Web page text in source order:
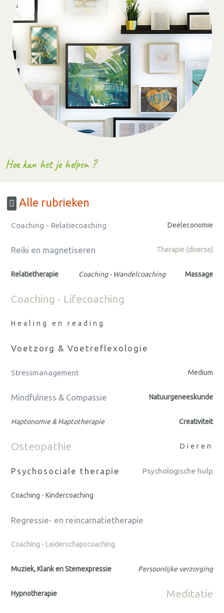
Hoe kan het je helpen ?
Alle rubrieken
Coaching - Relatiecoaching Deeleconomie
Reiki en magnetiseren Therapie (diverse)
Relatietherapie Coaching - Wandelcoaching Massage
Coaching - Lifecoaching
Healing en reading
Voetzorg & Voetreflexologie
Stressmanagement Medium
Mindfulness & Compassie Natuurgeneeskunde
Haptonomie & Haptotherapie Creativiteit
Osteopathie Dieren
Psychosociale therapie Psychologische hulp
Coaching - Kindercoaching
Regressie- en reïncarnatietherapie
Coaching - Leiderschapscoaching
Muziek, Klank en Stemexpressie Persoonlijke verzorging
Hypnotherapie Meditatie